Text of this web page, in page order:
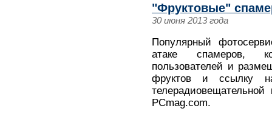
"Фруктовые"
30 июня 2013 года
Популярный
атаке спамеров,
пользователей и
фруктов и ссылку
PCmag.com.